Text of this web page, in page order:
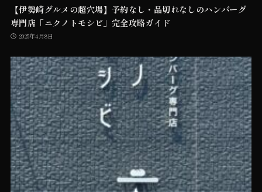
【伊勢崎グルメの超穴場】予約なし・品切れなしのハンバーグ
専門店「ニクノトモシビ」完全攻略ガイド
2025年4月8日